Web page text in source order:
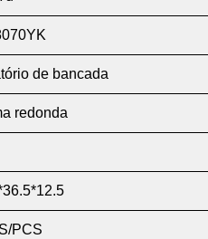
de bancada
redonda
PCS